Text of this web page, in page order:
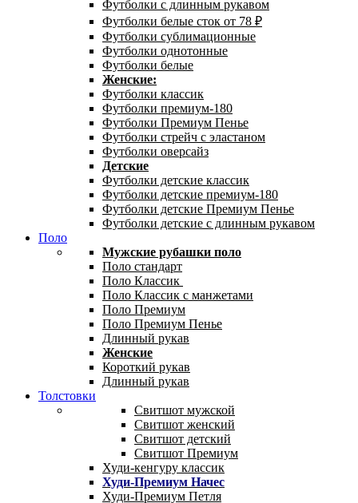
Футболки с длинным рукавом
Футболки белые сток от 78 ₽
Футболки сублимационные
Футболки однотонные
Футболки белые
Женские:
Футболки классик
Футболки премиум-180
Футболки Премиум Пенье
Футболки стрейч с эластаном
Футболки оверсайз
Детские
Футболки детские классик
Футболки детские премиум-180
Футболки детские Премиум Пенье
Футболки детские с длинным рукавом
Поло
Мужские рубашки поло
Поло стандарт
Поло Классик
Поло Классик с манжетами
Поло Премиум
Поло Премиум Пенье
Длинный рукав
Женские
Короткий рукав
Длинный рукав
Толстовки
Свитшот мужской
Свитшот женский
Свитшот детский
Свитшот Премиум
Худи-кенгуру классик
Худи-Премиум Начес
Худи-Премиум Петля